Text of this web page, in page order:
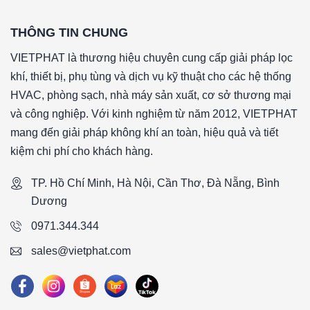
THÔNG TIN CHUNG
VIETPHAT là thương hiệu chuyên cung cấp giải pháp lọc
khí, thiết bị, phụ tùng và dịch vụ kỹ thuật cho các hệ thống
HVAC, phòng sạch, nhà máy sản xuất, cơ sở thương mại
và công nghiệp. Với kinh nghiệm từ năm 2012, VIETPHAT
mang đến giải pháp không khí an toàn, hiệu quả và tiết
kiệm chi phí cho khách hàng.
TP. Hồ Chí Minh, Hà Nội, Cần Thơ, Đà Nẵng, Bình
Dương
0971.344.344
sales@vietphat.com